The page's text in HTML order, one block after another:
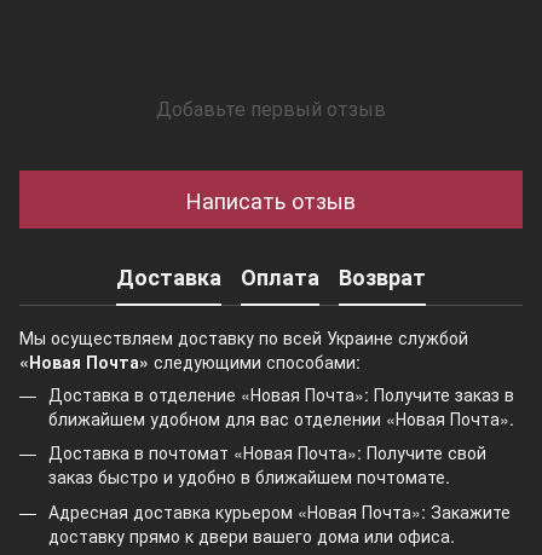
Добавьте первый отзыв
Написать отзыв
Доставка Оплата Возврат
Мы осуществляем доставку по всей Украине службой
«Новая Почта» следующими способами:
Доставка в отделение «Новая Почта»: Получите заказ в
ближайшем удобном для вас отделении «Новая Почта».
Доставка в почтомат «Новая Почта»: Получите свой
заказ быстро и удобно в ближайшем почтомате.
Адресная доставка курьером «Новая Почта»: Закажите
доставку прямо к двери вашего дома или офиса.